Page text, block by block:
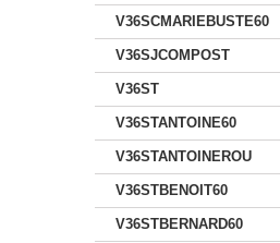
V36SCMARIEBUSTE60
V36SJCOMPOST
V36ST
V36STANTOINE60
V36STANTOINEROU
V36STBENOIT60
V36STBERNARD60